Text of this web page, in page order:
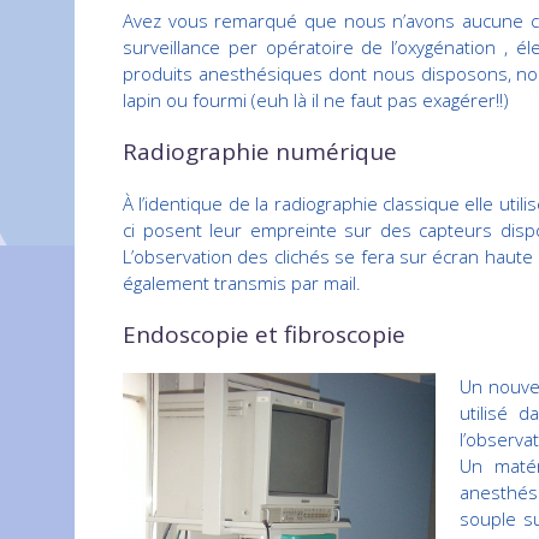
Avez vous remarqué que nous n’avons aucune
surveillance per opératoire de l’oxygénation ,
produits anesthésiques dont nous disposons,
lapin ou fourmi (euh là il ne faut pas exagérer!!)
Radiographie numérique
À l’identique de la radiographie classique elle
ci posent leur empreinte sur des capteurs
L’observation des clichés se fera sur écran
également transmis par mail.
Endoscopie et fibroscopie
Un
utilisé
Un
souple